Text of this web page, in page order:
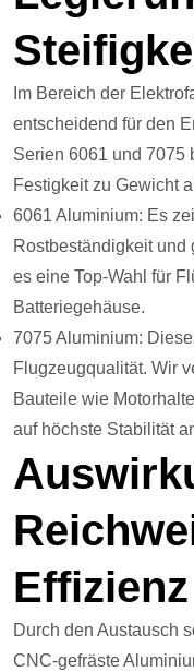
Im Bereich der
entscheidend für den
Serien 6061 und 7075
Festigkeit zu Gewicht
6061 Aluminium: Es
Rostbeständigkeit
es eine Top-Wahl für
Batteriegehäuse.
7075 Aluminium:
Flugzeugqualität. Wir
Bauteile wie
auf höchste Stabilität
Effizienz
Durch den Austausch
CNC-gefräste